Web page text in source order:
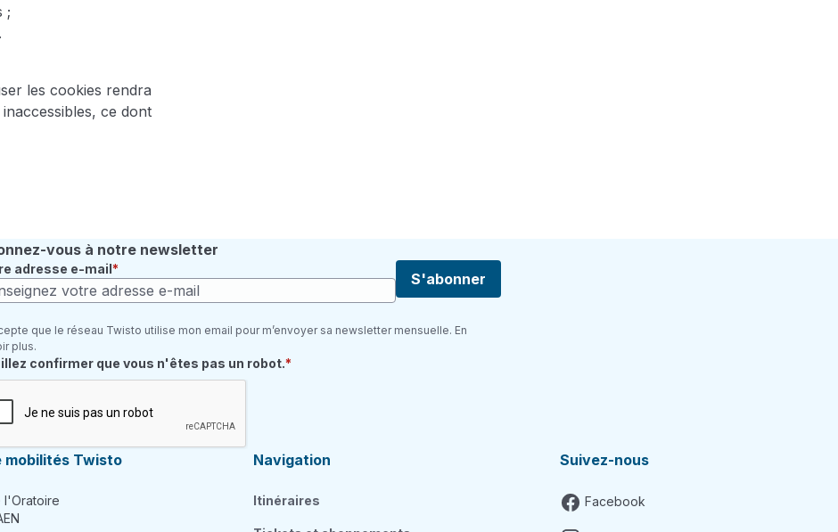
;
les cookies rendra
ce dont
vous à notre newsletter
adresse e-mail
S'abonner
que le réseau Twisto utilise mon email pour m’envoyer sa newsletter mensuelle. En
plus.
requis
confirmer que vous n'êtes pas un robot.
mobilités Twisto
l'Oratoire
Navigation
Itinéraires
Suivez-nous
Facebook